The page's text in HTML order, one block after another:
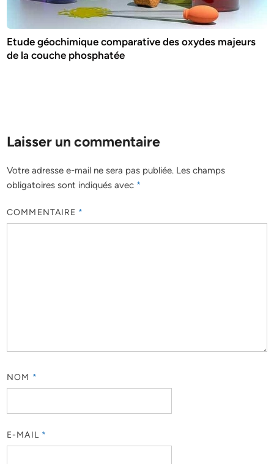
Etude géochimique comparative des oxydes majeurs
de la couche phosphatée
Laisser un commentaire
Votre adresse e-mail ne sera pas publiée. Les champs
obligatoires sont indiqués avec *
COMMENTAIRE *
NOM *
E-MAIL *